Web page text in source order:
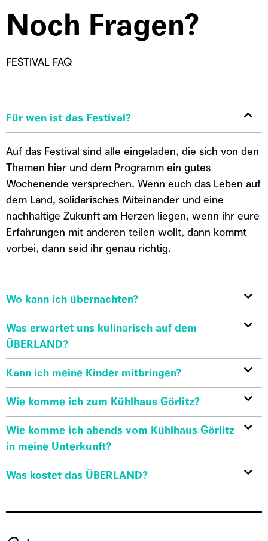
Noch Fragen?
FESTIVAL FAQ
Für wen ist das Festival?
Auf das Festival sind alle eingeladen, die sich von den
Themen hier und dem Programm ein gutes
Wochenende versprechen. Wenn euch das Leben auf
dem Land, solidarisches Miteinander und eine
nachhaltige Zukunft am Herzen liegen, wenn ihr eure
Erfahrungen mit anderen teilen wollt, dann kommt
vorbei, dann seid ihr genau richtig.
Wo kann ich übernachten?
Was erwartet uns kulinarisch auf dem
ÜBERLAND?
Kann ich meine Kinder mitbringen?
Wie komme ich zum Kühlhaus Görlitz?
Wie komme ich abends vom Kühlhaus Görlitz
in meine Unterkunft?
Was kostet das ÜBERLAND?